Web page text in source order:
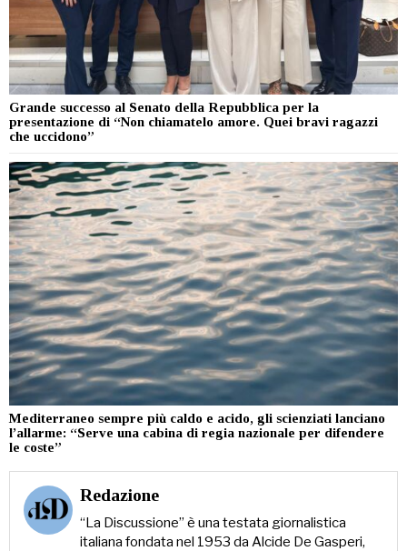
Grande successo al Senato della Repubblica per la
presentazione di “Non chiamatelo amore. Quei bravi ragazzi
che uccidono”
Mediterraneo sempre più caldo e acido, gli scienziati lanciano
l’allarme: “Serve una cabina di regia nazionale per difendere
le coste”
Redazione
“La Discussione” è una testata giornalistica
italiana fondata nel 1953 da Alcide De Gasperi,